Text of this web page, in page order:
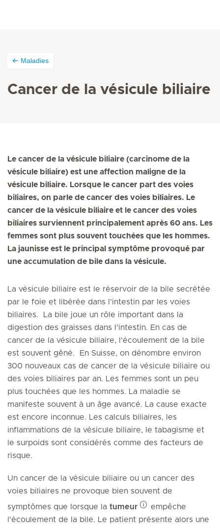
Maladies
Cancer de la vésicule biliaire
Le cancer de la vésicule biliaire (carcinome de la
vésicule biliaire) est une affection maligne de la
vésicule biliaire. Lorsque le cancer part des voies
biliaires, on parle de cancer des voies biliaires. Le
cancer de la vésicule biliaire et le cancer des voies
biliaires surviennent principalement après 60 ans. Les
femmes sont plus souvent touchées que les hommes.
La jaunisse est le principal symptôme provoqué par
une accumulation de bile dans la vésicule.
La vésicule biliaire est le réservoir de la bile secrétée
par le foie et libérée dans l'intestin par les voies
biliaires. La bile joue un rôle important dans la
digestion des graisses dans l'intestin. En cas de
cancer de la vésicule biliaire, l'écoulement de la bile
est souvent gêné. En Suisse, on dénombre environ
300 nouveaux cas de cancer de la vésicule biliaire ou
des voies biliaires par an. Les femmes sont un peu
plus touchées que les hommes. La maladie se
manifeste souvent à un âge avancé. La cause exacte
est encore inconnue. Les calculs biliaires, les
inflammations de la vésicule biliaire, le tabagisme et
le surpoids sont considérés comme des facteurs de
risque.
Un cancer de la vésicule biliaire ou un cancer des
voies biliaires ne provoque bien souvent de
symptômes que lorsque la tumeur
empêche
l'écoulement de la bile. Le patient présente alors une